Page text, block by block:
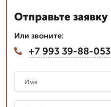
Отправьте заявку
Или звоните:
+7 993 39-88-053